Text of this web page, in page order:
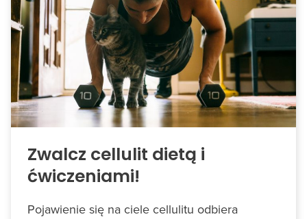
Zwalcz cellulit dietą i
ćwiczeniami!
Pojawienie się na ciele cellulitu odbiera